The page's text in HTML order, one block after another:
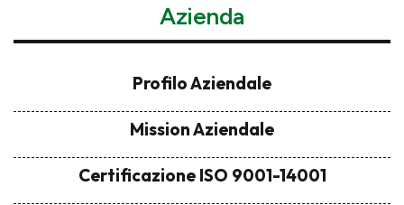
Azienda
Profilo Aziendale
Mission Aziendale
Certificazione ISO 9001-14001